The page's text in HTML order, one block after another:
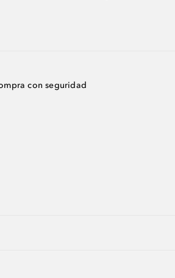
con seguridad